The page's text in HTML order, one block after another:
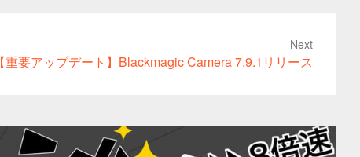
Next
【重要アップデート】Blackmagic Camera 7.9.1リリース